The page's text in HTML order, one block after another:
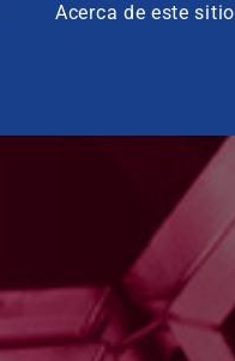
Acerca de este sitio